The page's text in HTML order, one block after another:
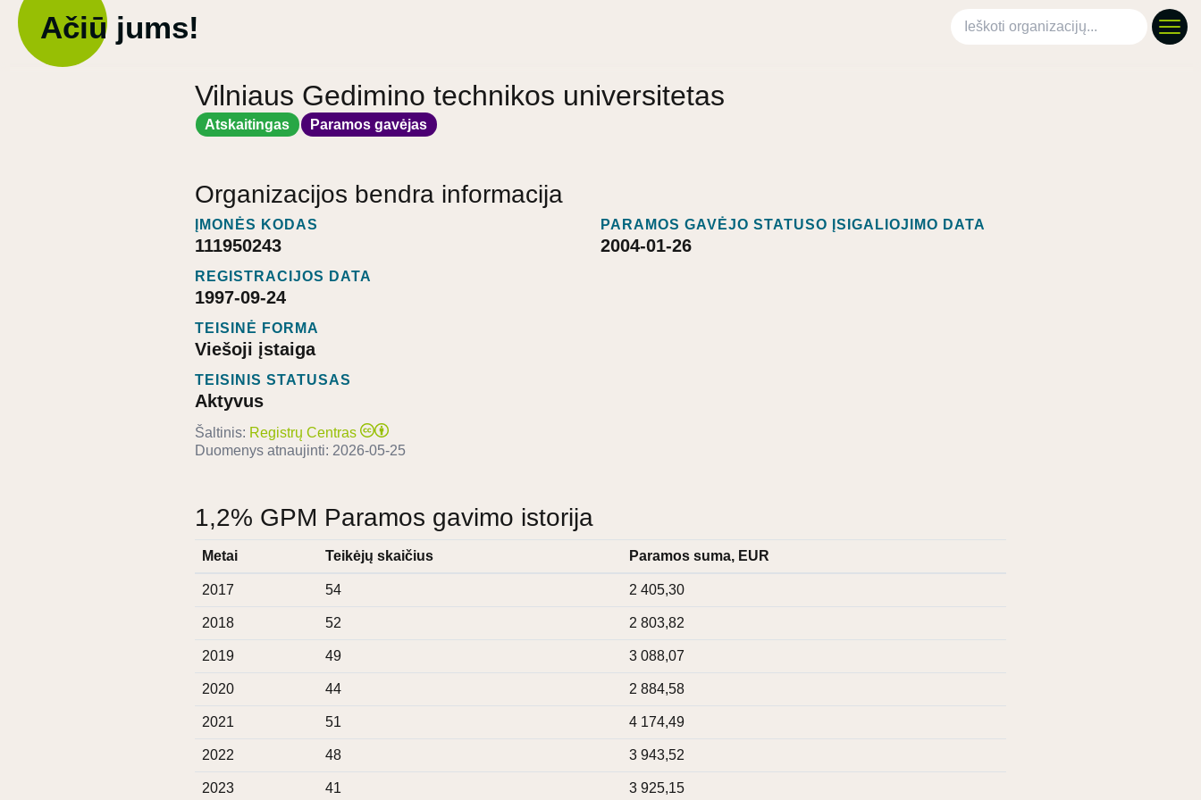
Ačiū jums! Ieškoti organizacijų
Vilniaus Gedimino technikos universitetas
Atskaitingas Paramos gavėjas
Organizacijos bendra informacija
ĮMONĖS KODAS
111950243
REGISTRACIJOS DATA
1997-09-24
TEISINĖ FORMA
Viešoji įstaiga
TEISINIS STATUSAS
Aktyvus
PARAMOS GAVĖJO STATUSO ĮSIGALIOJIMO DATA
2004-01-26
Šaltinis: Registrų Centras
Duomenys atnaujinti: 2026-05-25
1,2% GPM Paramos gavimo istorija
Metai Teikėjų skaičius Paramos suma, EUR
2017 54 2 405,30
2018 52 2 803,82
2019 49 3 088,07
2020 44 2 884,58
2021 51 4 174,49
2022 48 3 943,52
2023 41 3 925,15